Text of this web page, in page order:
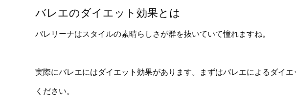
バレエのダイエット効果とは
バレリーナはスタイルの素晴らしさが群を抜いていて憧れますね。
実際にバレエにはダイエット効果があります。まずはバレエによるダイ
ください。